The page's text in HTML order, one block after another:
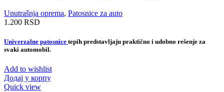
Unutrašnja oprema, Patosnice za auto
1.200 RSD
Univerzalne patosnice tepih predstavljaju praktično i udobno rešenje za
svaki automobil.
Add to wishlist
Додај у корпу
Quick view